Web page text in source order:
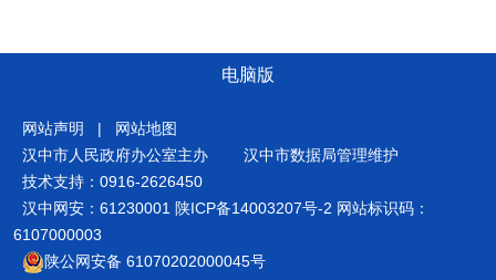
电脑版
网站声明 |
网站地图
汉中市人民政府办公室主办
汉中市数据局管理维护
技术支持：0916-2626450
汉中网安：61230001 陕ICP备14003207号-2 网站标识码：
6107000003
陕公网安备 61070202000045号